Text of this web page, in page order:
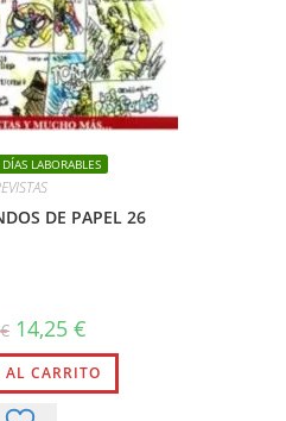
LABORABLES
DE PAPEL 26
€ El
precio
original
era:
15,00 €.
14,25 €
actual
es:
14,25 €.
CARRITO